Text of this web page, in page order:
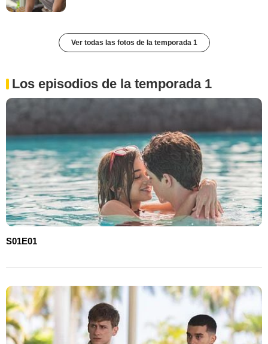
Ver todas las fotos de la temporada 1
Los episodios de la temporada 1
S01E01